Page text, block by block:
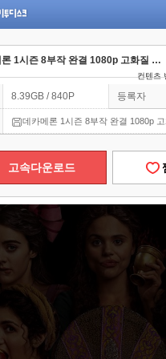
데카메론 1시즌 8부작 완결 1080p 고화질 한글자막
컨텐츠
8.39GB / 840P 등록자
데카메론 1시즌 8부작 완결 1080p
고속다운로드